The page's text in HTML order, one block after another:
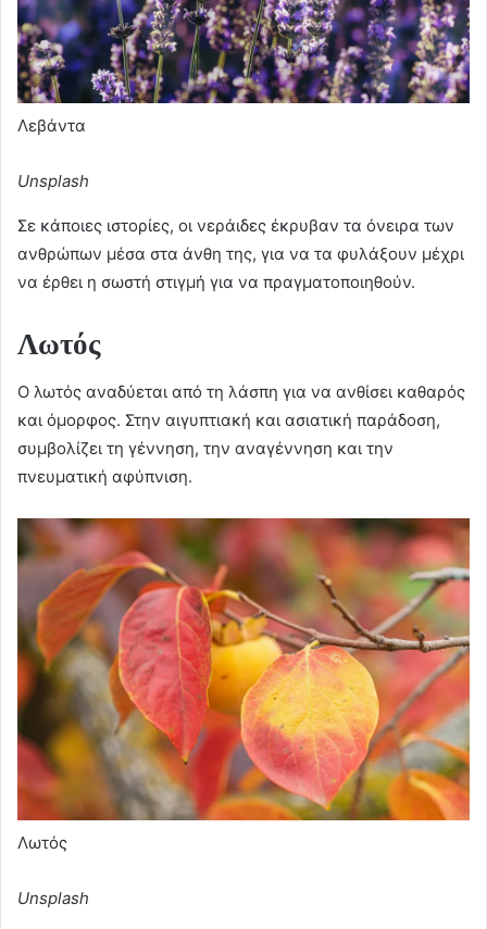
Λεβάντα
Unsplash
Σε κάποιες ιστορίες, οι νεράιδες έκρυβαν τα όνειρα των
ανθρώπων μέσα στα άνθη της, για να τα φυλάξουν μέχρι
να έρθει η σωστή στιγμή για να πραγματοποιηθούν.
Λωτός
Ο λωτός αναδύεται από τη λάσπη για να ανθίσει καθαρός
και όμορφος. Στην αιγυπτιακή και ασιατική παράδοση,
συμβολίζει τη γέννηση, την αναγέννηση και την
πνευματική αφύπνιση.
Λωτός
Unsplash